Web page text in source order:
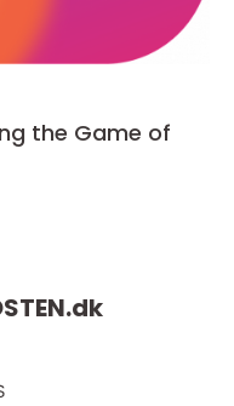
the Game of
dk